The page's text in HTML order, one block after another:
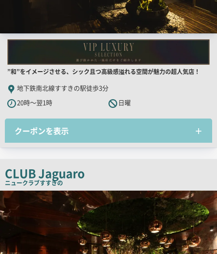
店
舗
PR
キ
ャ
チ
ー
”和”をイメージさせる、シック且つ高級感溢れる空間が魅力の超人気店！
地下鉄南北線すすきの駅徒歩3分
20時～翌1時
日曜
クーポンを表示
CLUB Jaguaro
ニュークラブすすきの
検
索
結
果
一
像